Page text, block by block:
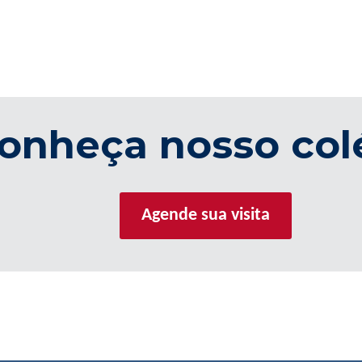
nosso
Agende sua visita